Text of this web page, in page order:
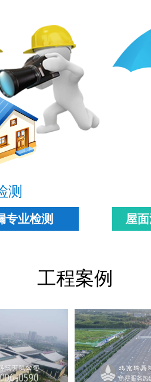
测
专业检测 屋
工程案例